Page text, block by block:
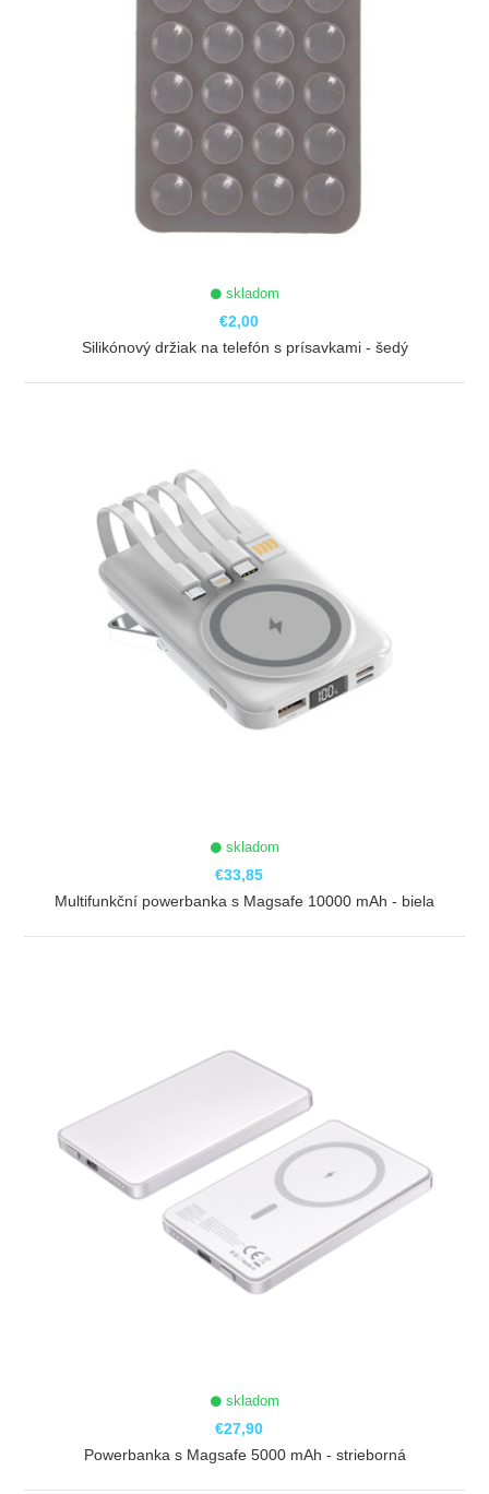
skladom
€2,00
Silikónový držiak na telefón s prísavkami - šedý
skladom
€33,85
Multifunkční powerbanka s Magsafe 10000 mAh - biela
skladom
€27,90
Powerbanka s Magsafe 5000 mAh - strieborná